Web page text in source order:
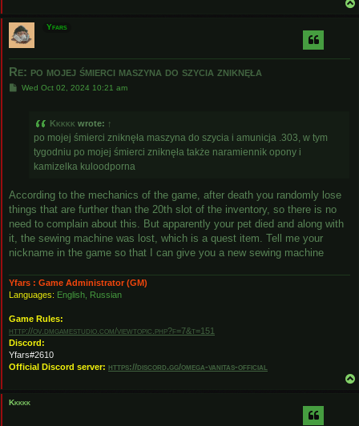
Yfars
Re: po mojej śmierci maszyna do szycia zniknęła
PWed Oct 02, 2024 10:21 am
Kkkkk wrote: ↑
po mojej śmierci zniknęła maszyna do szycia i amunicja .303, w tym
tygodniu po mojej śmierci zniknęła także naramiennik opony i
kamizelka kuloodporna
According to the mechanics of the game, after death you randomly lose
things that are further than the 20th slot of the inventory, so there is no
need to complain about this. But apparently your pet died and along with
it, the sewing machine was lost, which is a quest item. Tell me your
nickname in the game so that I can give you a new sewing machine
Yfars : Game Administrator (GM)
Languages: English, Russian
Game Rules:
http://ov.dmgamestudio.com/viewtopic.php?f=7&t=151
Discord:
Yfars#2610
Official Discord server: https://discord.gg/omega-vanitas-official
Kkkkk